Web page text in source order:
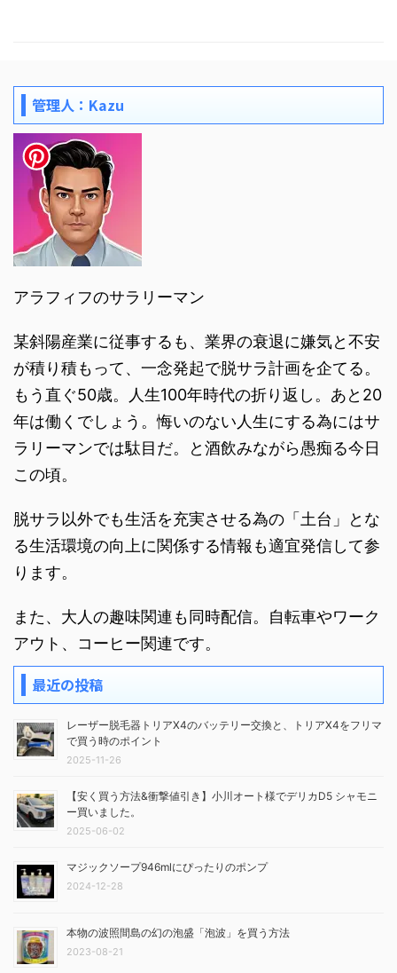
管理人：Kazu
アラフィフのサラリーマン
某斜陽産業に従事するも、業界の衰退に嫌気と不安
が積り積もって、一念発起で脱サラ計画を企てる。
もう直ぐ50歳。人生100年時代の折り返し。あと20
年は働くでしょう。悔いのない人生にする為にはサ
ラリーマンでは駄目だ。と酒飲みながら愚痴る今日
この頃。
脱サラ以外でも生活を充実させる為の「土台」とな
る生活環境の向上に関係する情報も適宜発信して参
ります。
また、大人の趣味関連も同時配信。自転車やワーク
アウト、コーヒー関連です。
最近の投稿
レーザー脱毛器トリアX4のバッテリー交換と、トリアX4をフリマ
で買う時のポイント
2025-11-26
【安く買う方法&衝撃値引き】小川オート様でデリカD5 シャモニ
ー買いました。
2025-06-02
マジックソープ946mlにぴったりのポンプ
2024-12-28
本物の波照間島の幻の泡盛「泡波」を買う方法
2023-08-21